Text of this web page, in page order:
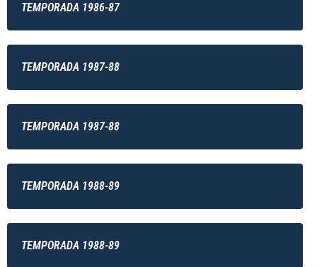
TEMPORADA 1986-87
TEMPORADA 1987-88
TEMPORADA 1987-88
TEMPORADA 1988-89
TEMPORADA 1988-89